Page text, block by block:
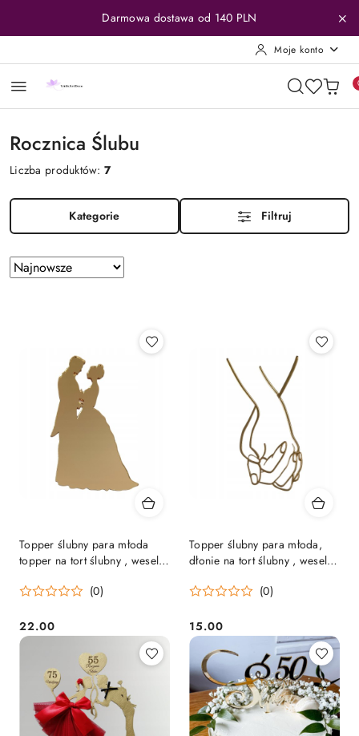
Przejdź do treści głównej
Przejdź do wyszukiwarki
Przejdź do moje konto
Przejdź do menu głównego
Przejdź do stopkiDarmowa dostawa od 140 PLN
Moje konto
Rocznica Ślubu
Liczba produktów:7
Kategorie Filtruj
Zastosowano
sortowanie:
Sortuj
według
Topper ślubny para młoda
topper na tort ślubny , wesele,
(0)
Cena:
22.00
Topper ślubny para młoda,
dłonie na tort ślubny , wesele,
(0)
Cena:
15.00